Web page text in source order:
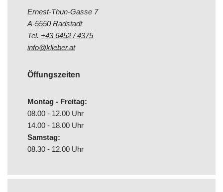
Ernest-Thun-Gasse 7
A-5550 Radstadt
Tel. +43 6452 / 4375
info@klieber.at
Öffungszeiten
Montag - Freitag:
08.00 - 12.00 Uhr
14.00 - 18.00 Uhr
Samstag:
08.30 - 12.00 Uhr